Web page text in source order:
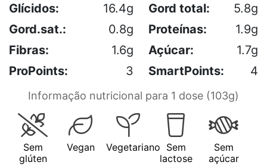
Glícidos: 16.4g Gord total:
5.8g
Gord.sat.:
0.8g Proteínas:
1.9g
Fibras:
1.6g Açúcar:
1.7g
ProPoints:
3 SmartPoints: 4
Informação nutricional para 1 dose (103g)
Sem
glúten
Vegan Vegetariano Sem
lactose
Sem
açúcar